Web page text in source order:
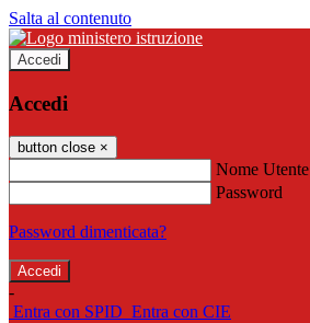
Salta al contenuto
Accedi
Accedi
button close ×
Nome Utente
Password
Password dimenticata?
-
Entra con SPID Entra con CIE